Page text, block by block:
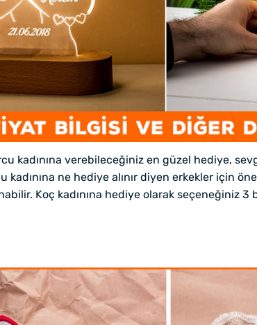
kadınına verebileceğiniz en güzel hediye,
kadınına ne hediye alınır diyen erkekler için
Koç kadınına hediye olarak seçeneğiniz